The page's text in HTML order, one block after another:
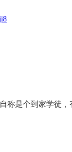
称是个到家学徒